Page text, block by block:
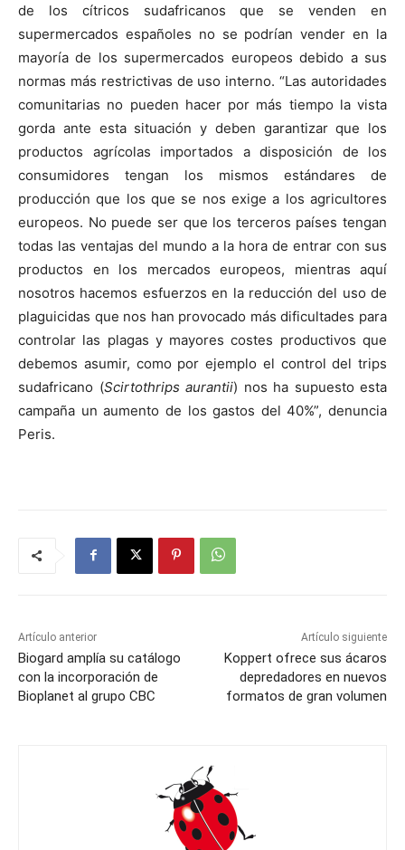
de los cítricos sudafricanos que se venden en
supermercados españoles no se podrían vender en la
mayoría de los supermercados europeos debido a sus
normas más restrictivas de uso interno. “Las autoridades
comunitarias no pueden hacer por más tiempo la vista
gorda ante esta situación y deben garantizar que los
productos agrícolas importados a disposición de los
consumidores tengan los mismos estándares de
producción que los que se nos exige a los agricultores
europeos. No puede ser que los terceros países tengan
todas las ventajas del mundo a la hora de entrar con sus
productos en los mercados europeos, mientras aquí
nosotros hacemos esfuerzos en la reducción del uso de
plaguicidas que nos han provocado más dificultades para
controlar las plagas y mayores costes productivos que
debemos asumir, como por ejemplo el control del trips
sudafricano (Scirtothrips aurantii) nos ha supuesto esta
campaña un aumento de los gastos del 40%”, denuncia
Peris.
Artículo anterior
Biogard amplía su catálogo
con la incorporación de
Bioplanet al grupo CBC
Artículo siguiente
Koppert ofrece sus ácaros
depredadores en nuevos
formatos de gran volumen